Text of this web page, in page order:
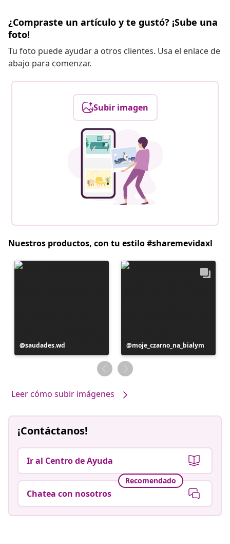
¿Compraste un artículo y te gustó? ¡Sube una
foto!
Tu foto puede ayudar a otros clientes. Usa el enlace de
abajo para comenzar.
Subir imagen
Nuestros productos, con tu estilo #sharemevidaxl
Publicación
realizada
saudades.wd
Publicación
realizada
por
moje_czarno_na_bialym
Leer cómo subir imágenes
¡Contáctanos!
Ir al Centro de Ayuda
Recomendado
Chatea con nosotros